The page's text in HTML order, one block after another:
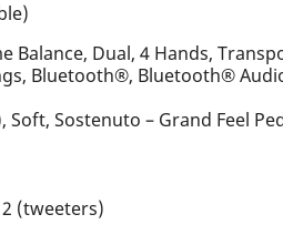
Dual, 4 Hands,
Bluetooth®, Bluetooth®
Sostenuto – Grand Feel
(tweeters)